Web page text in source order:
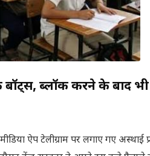
ब्लॉक करने के बाद
ऐप टेलीग्राम पर लगाए गए